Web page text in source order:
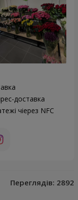
доставка
чіерез NFC
Переглядів: 2892